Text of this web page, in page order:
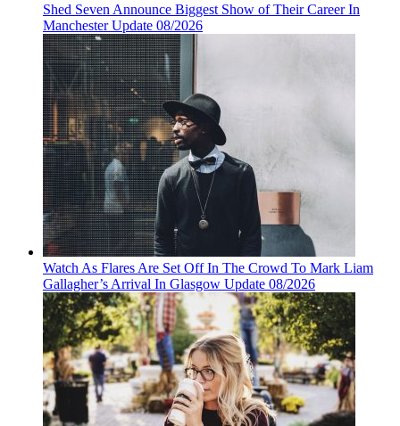
Shed Seven Announce Biggest Show of Their Career In
Manchester Update 08/2026
Watch As Flares Are Set Off In The Crowd To Mark Liam
Gallagher’s Arrival In Glasgow Update 08/2026